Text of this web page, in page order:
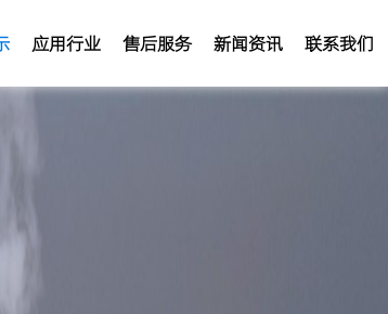
应用行业 售后服务 新闻资讯 联系我们